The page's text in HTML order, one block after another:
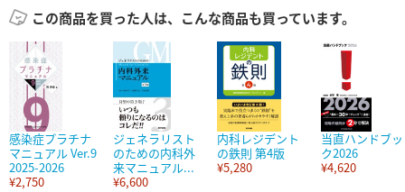
この商品を買った人は、こんな商品も買っています。
感染症プラチナ
マニュアル Ver.9
2025-2026
¥2,750
ジェネラリスト
のための内科外
来マニュアル...
¥6,600
内科レジデント
の鉄則 第4版
¥5,280
当直ハンドブッ
ク2026
¥4,620